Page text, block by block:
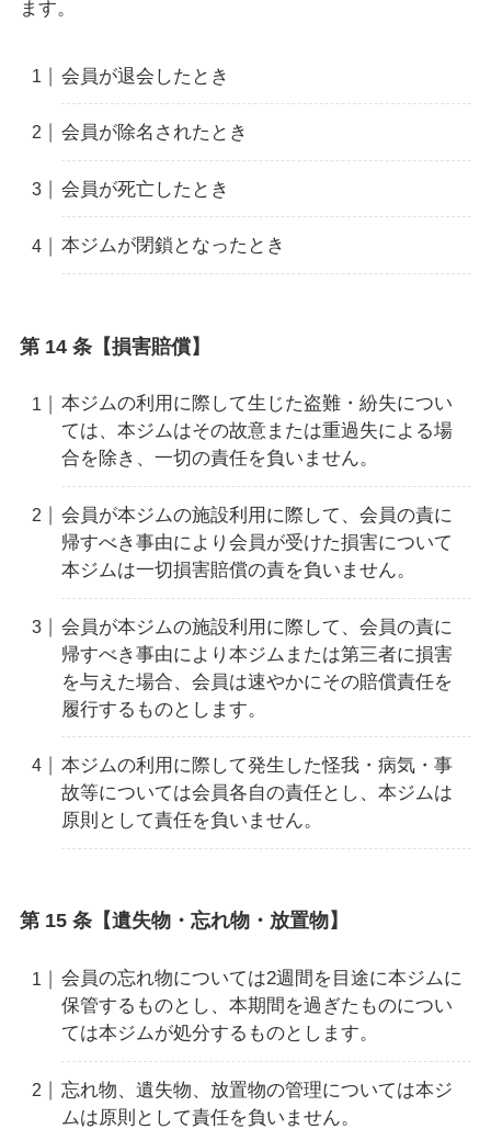
ます。
会員が退会したとき
会員が除名されたとき
会員が死亡したとき
本ジムが閉鎖となったとき
第 14 条【損害賠償】
本ジムの利用に際して生じた盗難・紛失につい
ては、本ジムはその故意または重過失による場
合を除き、一切の責任を負いません。
会員が本ジムの施設利用に際して、会員の責に
帰すべき事由により会員が受けた損害について
本ジムは一切損害賠償の責を負いません。
会員が本ジムの施設利用に際して、会員の責に
帰すべき事由により本ジムまたは第三者に損害
を与えた場合、会員は速やかにその賠償責任を
履行するものとします。
本ジムの利用に際して発生した怪我・病気・事
故等については会員各自の責任とし、本ジムは
原則として責任を負いません。
第 15 条【遺失物・忘れ物・放置物】
会員の忘れ物については2週間を目途に本ジムに
保管するものとし、本期間を過ぎたものについ
ては本ジムが処分するものとします。
忘れ物、遺失物、放置物の管理については本ジ
ムは原則として責任を負いません。